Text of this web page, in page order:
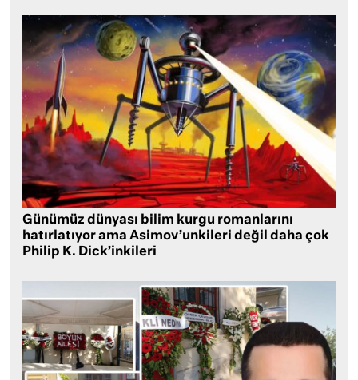
Günümüz dünyası bilim kurgu romanlarını
hatırlatıyor ama Asimov’unkileri değil daha çok
Philip K. Dick’inkileri